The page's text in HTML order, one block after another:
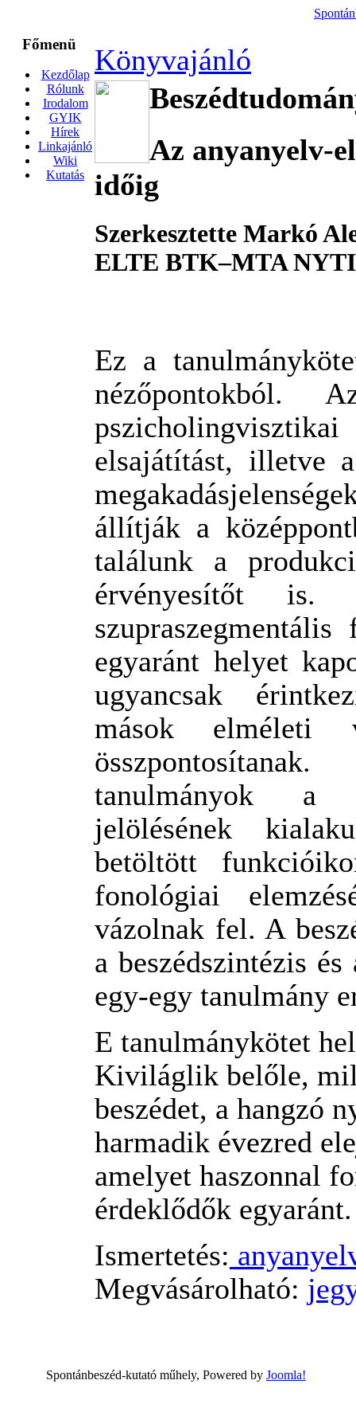
Főmenü
Kezdőlap
Rólunk
Irodalom
GYIK
Hírek
Linkajánló
Wiki
Kutatás
Könyvajánló
Az anyanyelv-
időig
Szerkesztette Markó
ELTE BTK–MTA
Ez a
nézőpontokból.
elsajátítást, illetve
állítják a
találunk a
érvényesítőt is.
egyaránt helyet
ugyancsak
mások elméleti
tanulmányok a
jelölésének
betöltött
fonológiai
vázolnak fel. A
a beszédszintézis
egy-egy tanulmány
E tanulmánykötet
Kiviláglik belőle,
beszédet, a hangzó
harmadik évezred
amelyet haszonnal
érdeklődők egyaránt.
Ismertetés:
Megvásárolható:
Spontánbeszéd-kutató műhely, Powered by Joomla!